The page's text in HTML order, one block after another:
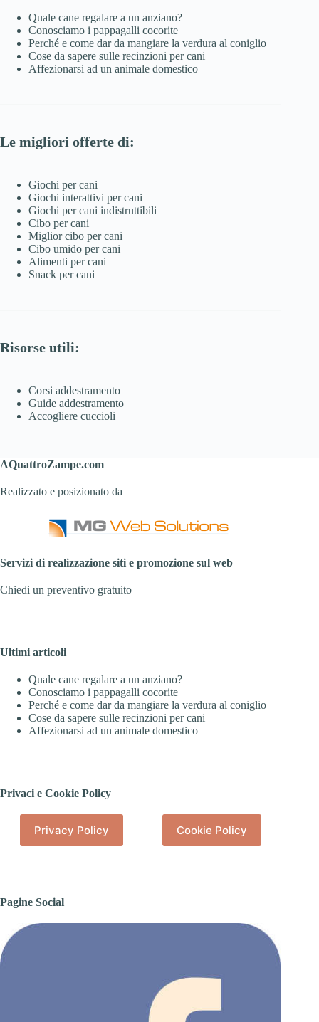
Quale cane regalare a un anziano?
Conosciamo i pappagalli cocorite
Perché e come dar da mangiare la verdura al coniglio
Cose da sapere sulle recinzioni per cani
Affezionarsi ad un animale domestico
Le migliori offerte di:
Giochi per cani
Giochi interattivi per cani
Giochi per cani indistruttibili
Cibo per cani
Miglior cibo per cani
Cibo umido per cani
Alimenti per cani
Snack per cani
Risorse utili:
Corsi addestramento
Guide addestramento
Accogliere cuccioli
AQuattroZampe.com
Realizzato e posizionato da
Servizi di realizzazione siti e promozione sul web
Chiedi un preventivo gratuito
Ultimi articoli
Quale cane regalare a un anziano?
Conosciamo i pappagalli cocorite
Perché e come dar da mangiare la verdura al coniglio
Cose da sapere sulle recinzioni per cani
Affezionarsi ad un animale domestico
Privaci e Cookie Policy
Privacy Policy Cookie Policy
Pagine Social